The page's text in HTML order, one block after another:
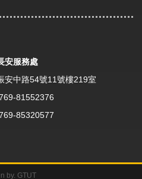
安服務處
安中路54號11號樓219室
81552376
85320577
by. GTUT